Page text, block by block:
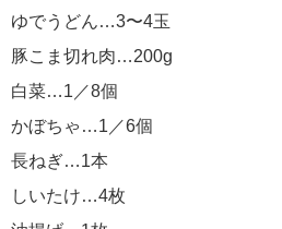
ゆでうどん…3〜4玉
豚こま切れ肉…200g
白菜…1／8個
かぼちゃ…1／6個
長ねぎ…1本
しいたけ…4枚